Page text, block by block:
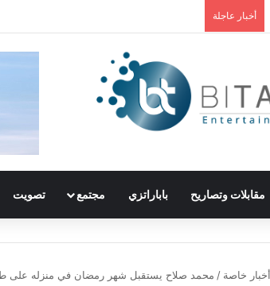
أخبار عاجلة
مقابلات وتصاريح باباراتزي مجتمع تصويت
أخبار خاصة / محمد صلاح يستقبل شهر رمضان في منزله على